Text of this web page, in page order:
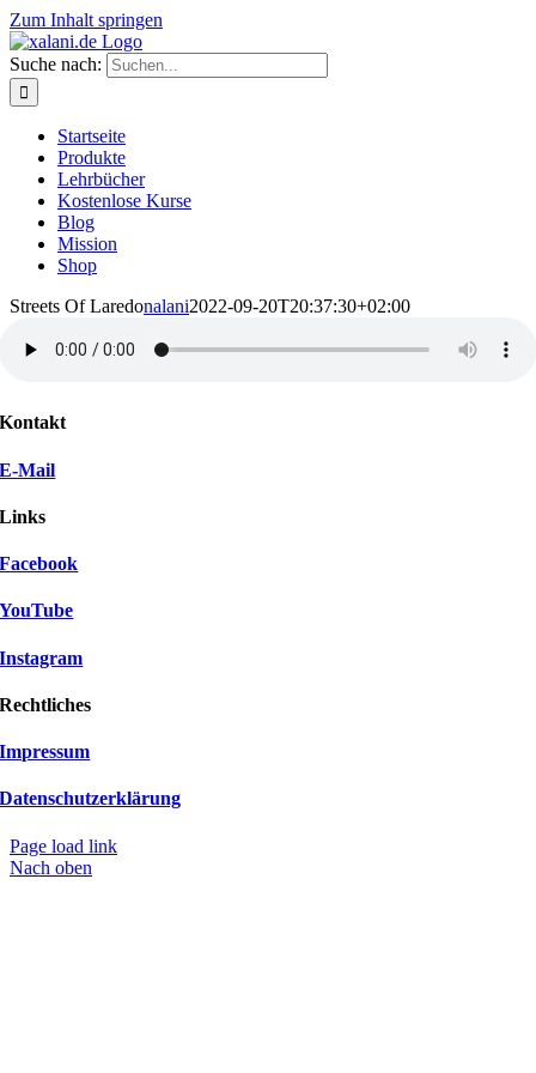
Zum Inhalt springen
Suche nach:
Startseite
Produkte
Lehrbücher
Kostenlose Kurse
Blog
Mission
Shop
Streets Of Laredonalani2022-09-20T20:37:30+02:00
Kontakt
E-Mail
Links
Facebook
YouTube
Instagram
Rechtliches
Impressum
Datenschutzerklärung
Page load link
Nach oben